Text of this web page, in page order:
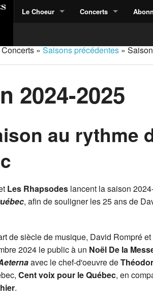
Le Choeur Concerts
Concerts»Saisons précédentes»
2024-2025
au rythme
Les Rhapsodes lancent la saison
, afin de souligner les 25 ans de
de siècle de musique, David Rompré
2024 le public à un Noël De la
avec le chef-d'oeuvre de
Cent voix pour le Québec, en
.